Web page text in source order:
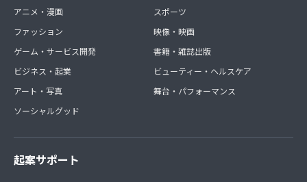
アニメ・漫画
ファッション
ゲーム・サービス開発
ビジネス・起業
アート・写真
ソーシャルグッド
スポーツ
映像・映画
書籍・雑誌出版
ビューティー・ヘルスケア
舞台・パフォーマンス
起案サポート